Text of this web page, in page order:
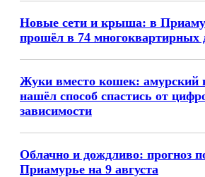
Новые сети и крыша: в
прошёл в 74 многоквартирных
Жуки вместо кошек: амурский
нашёл способ спастись от
зависимости
Облачно и дождливо: прогноз
Приамурье на 9 августа